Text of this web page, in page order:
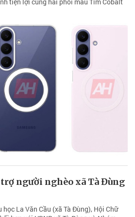
trợ người nghèo xã Tà Đùng
La Văn Cầu (xã Tà Đùng), Hội Chữ